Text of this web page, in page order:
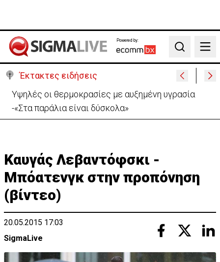
Powered by:
Search
Έκτακτες ειδήσεις
Υψηλές οι θερμοκρασίες με αυξημένη υγρασία
-«Στα παράλια είναι δύσκολα»
Καυγάς Λεβαντόφσκι -
Μπόατενγκ στην προπόνηση
(βίντεο)
20.05.2015 17:03
SigmaLive